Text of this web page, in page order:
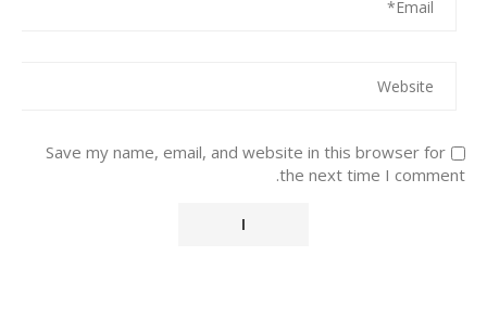
Save my name, email, and website in this browser for
the next time I comment.